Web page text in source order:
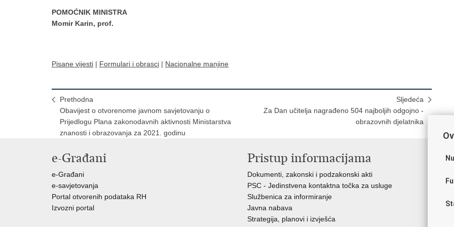
POMOĆNIK MINISTRA
Momir Karin, prof.
Pisane vijesti | Formulari i obrasci | Nacionalne manjine
Prethodna
Obavijest o otvorenome javnom savjetovanju o
Prijedlogu Plana zakonodavnih aktivnosti Ministarstva
znanosti i obrazovanja za 2021. godinu
Sljedeća
Za Dan učitelja nagrađeno 504 najboljih odgojno -
obrazovnih djelatnika
e-Građani
e-Građani
e-savjetovanja
Portal otvorenih podataka RH
Izvozni portal
Pristup informacijama
Dokumenti, zakonski i podzakonski akti
PSC - Jedinstvena kontaktna točka za usluge
Službenica za informiranje
Javna nabava
Strategija, planovi i izvješća